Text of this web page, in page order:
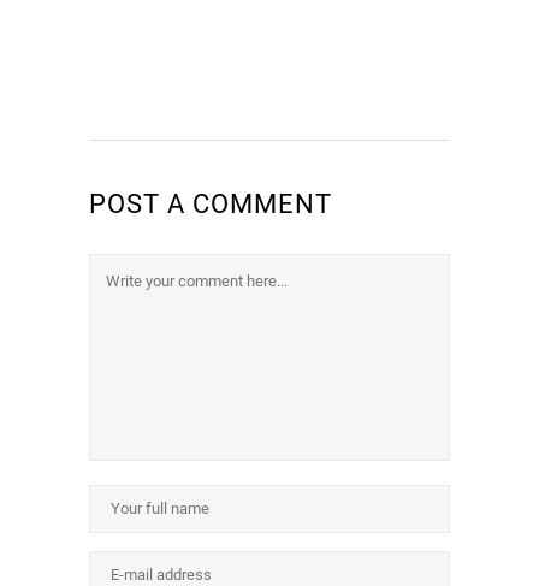
POST A COMMENT